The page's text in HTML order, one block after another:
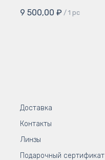
9 500,00 ₽ / 1 pc
Доставка
Контакты
Линзы
Подарочный сертификат